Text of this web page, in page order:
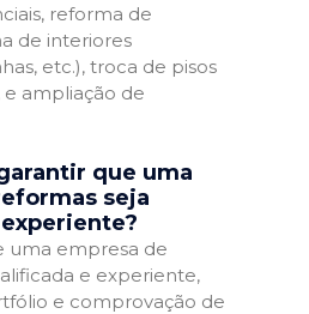
reforma de
de interiores
etc.), troca de pisos
ampliação de
que uma
seja
uma empresa de
e experiente,
e comprovação de